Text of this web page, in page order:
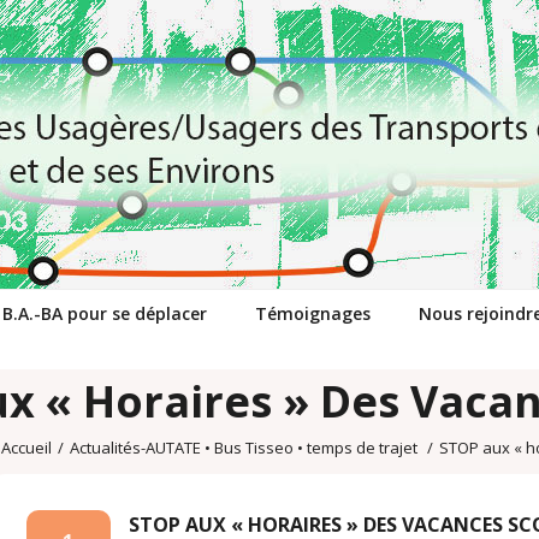
B.A.-BA pour se déplacer Témoignages Nous
« Horaires » Des
Accueil / Actualités-AUTATE • Bus Tisseo • temps de trajet / STOP aux «
STOP AUX « HORAIRES » DES VACANCES